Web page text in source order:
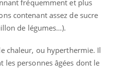
fréquemment et plus
contenant assez de sucre
de légumes…).
chaleur, ou hyperthermie. Il
les personnes âgées dont le